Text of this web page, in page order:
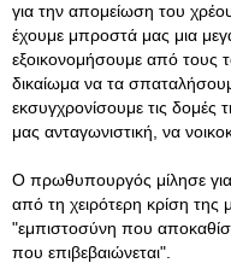
για την απομείωση του
έχουμε μπροστά μας μια
εξοικονομήσουμε από τους
δικαίωμα να τα
εκσυγχρονίσουμε τις δομές
μας ανταγωνιστική, να
Ο πρωθυπουργός μίλησε
από τη χειρότερη κρίση της
"εμπιστοσύνη που
που επιβεβαιώνεται".